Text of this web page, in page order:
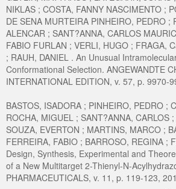
NIKLAS ; COSTA, FANNY NASCIMENTO ;
DE SENA MURTEIRA PINHEIRO, PEDRO ;
ALENCAR ; SANT?ANNA, CARLOS
FABIO FURLAN ; VERLI, HUGO ; FRAGA,
; RAUH, DANIEL . An Unusual
Conformational Selection. ANGEWANDTE
INTERNATIONAL EDITION, v. 57, p. 9970-
BASTOS, ISADORA ; PINHEIRO, PEDRO ;
ROCHA, MIGUEL ; SANT?ANNA, CARLOS
SOUZA, EVERTON ; MARTINS, MARCO ;
FERREIRA, FABIO ; BARROSO, REGINA ;
Design, Synthesis, Experimental and
of a New Multitarget 2-Thienyl-N-
PHARMACEUTICALS, v. 11, p. 119-123,